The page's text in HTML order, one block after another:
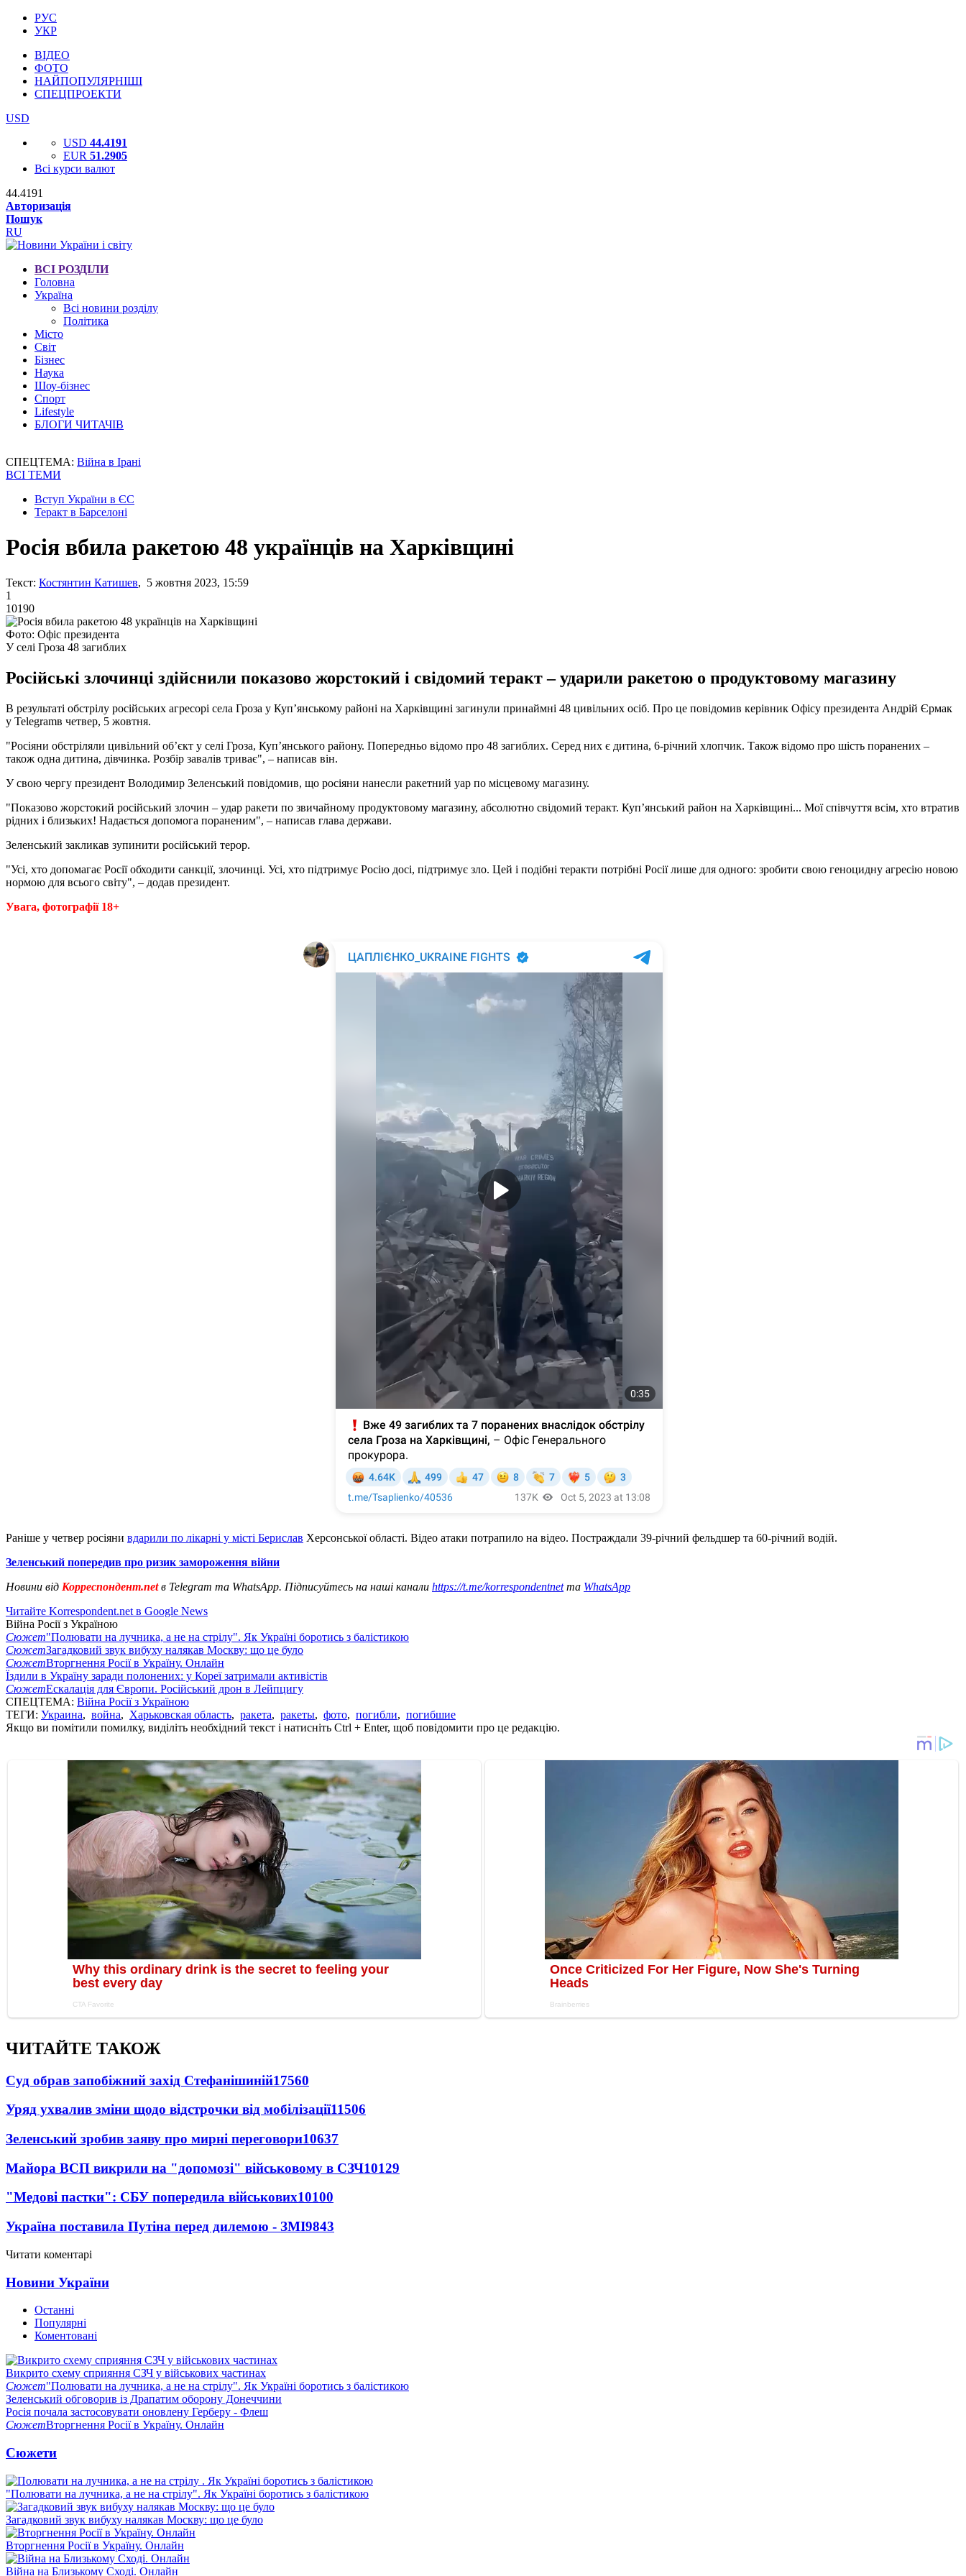
РУС
УКР
ВІДЕО
ФОТО
НАЙПОПУЛЯРНІШІ
СПЕЦПРОЕКТИ
USD
USD 44.4191
EUR 51.2905
Всі курси валют
44.4191
Авторизація
Пошук
RU
ВСІ РОЗДІЛИ
Головна
Україна
Всі новини розділу
Політика
Місто
Світ
Бізнес
Наука
Шоу-бізнес
Спорт
Lifestyle
БЛОГИ ЧИТАЧІВ
СПЕЦТЕМА: Війна в Ірані
ВСІ ТЕМИ
Вступ України в ЄС
Теракт в Барселоні
Росія вбила ракетою 48 українців на Харківщині
Текст: Костянтин Катишев, 5 жовтня 2023, 15:59
1
10190
Фото: Офіс президента
У селі Гроза 48 загиблих
Російські злочинці здійснили показово жорстокий і свідомий теракт – ударили ракетою о продуктовому магазину
В результаті обстрілу російських агресорі села Гроза у Куп’янському районі на Харківщині загинули принаймні 48 цивільних осіб. Про це повідомив керівник Офісу президента Андрій Єрмак
у Telegramв четвер, 5 жовтня.
"Росіяни обстріляли цивільний об’єкт у селі Гроза, Куп’янського району. Попередньо відомо про 48 загиблих. Серед них є дитина, 6-річний хлопчик. Також відомо про шість поранених –
також одна дитина, дівчинка. Розбір завалів триває", – написав він.
У свою чергу президент Володимир Зеленський повідомив, що росіяни нанесли ракетний уар по місцевому магазину.
"Показово жорстокий російський злочин – удар ракети по звичайному продуктовому магазину, абсолютно свідомий теракт. Купʼянський район на Харківщині... Мої співчуття всім, хто втратив
рідних і близьких! Надається допомога пораненим", – написав глава держави.
Зеленський закликав зупинити російський терор.
"Усі, хто допомагає Росії обходити санкції, злочинці. Усі, хто підтримує Росію досі, підтримує зло. Цей і подібні теракти потрібні Росії лише для одного: зробити свою геноцидну агресію новою
нормою для всього світу", – додав президент.
Увага, фотографії 18+
Раніше у четвер росіяни вдарили по лікарні у місті Берислав Херсонської області. Відео атаки потрапило на відео. Постраждали 39-річний фельдшер та 60-річний водій.
Зеленський попередив про ризик замороження війни
Новини від Корреспондент.netв Telegram та WhatsApp. Підписуйтесь на наші канали https://t.me/korrespondentnetта WhatsApp
Читайте Korrespondent.net в Google News
Війна Росії з Україною
Сюжет"Полювати на лучника, а не на стрілу". Як Україні боротись з балістикою
СюжетЗагадковий звук вибуху налякав Москву: що це було
СюжетВторгнення Росії в Україну. Онлайн
Їздили в Україну заради полонених: у Кореї затримали активістів
СюжетЕскалація для Європи. Російський дрон в Лейпцигу
СПЕЦТЕМА: Війна Росії з Україною
ТЕГИ: Украина, война, Харьковская область, ракета, ракеты, фото, погибли, погибшие
Якщо ви помітили помилку, виділіть необхідний текст і натисніть Ctrl + Enter, щоб повідомити про це редакцію.
ЧИТАЙТЕ ТАКОЖ
Суд обрав запобіжний захід Стефанішиній17560
Уряд ухвалив зміни щодо відстрочки від мобілізації11506
Зеленський зробив заяву про мирні переговори10637
Майора ВСП викрили на "допомозі" військовому в СЗЧ10129
"Медові пастки": СБУ попередила військових10100
Україна поставила Путіна перед дилемою - ЗМІ9843
Читати коментарі
Новини України
Останні
Популярні
Коментовані
Викрито схему сприяння СЗЧ у військових частинах
Сюжет"Полювати на лучника, а не на стрілу". Як Україні боротись з балістикою
Зеленський обговорив із Драпатим оборону Донеччини
Росія почала застосовувати оновлену Герберу - Флеш
СюжетВторгнення Росії в Україну. Онлайн
Сюжети
"Полювати на лучника, а не на стрілу". Як Україні боротись з балістикою
Загадковий звук вибуху налякав Москву: що це було
Вторгнення Росії в Україну. Онлайн
Війна на Близькому Сході. Онлайн